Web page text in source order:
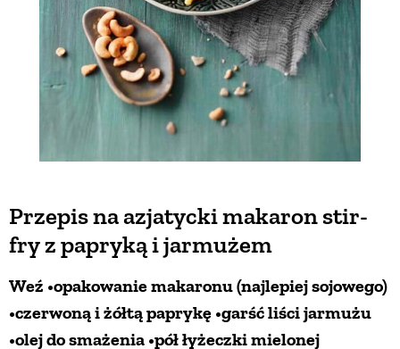
Przepis na azjatycki makaron stir-
fry z papryką i jarmużem
Weź •opakowanie makaronu (najlepiej sojowego)
•czerwoną i żółtą paprykę •garść liści jarmużu
•olej do smażenia •pół łyżeczki mielonej